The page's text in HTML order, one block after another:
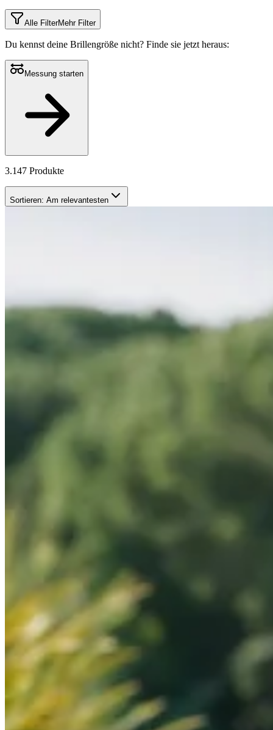
Alle FilterMehr Filter
Du kennst deine Brillengröße nicht? Finde sie jetzt heraus:
Messung starten
3.147 Produkte
Sortieren: Am relevantesten